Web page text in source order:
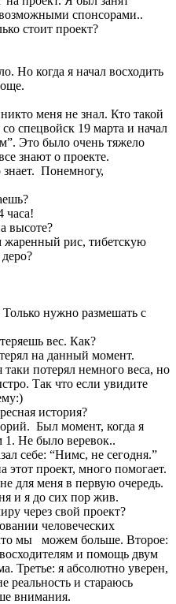
спонсорами..
стоит проект?
Но когда я начал восходить
меня не знал. Кто такой
спецвойск 19 марта и начал
Это было очень тяжело
знают о проекте.
знает. Понемногу,
часа!
высоте?
рис, тибетскую
нужно размешать с
вес. Как?
на данный момент.
потерял немного веса, но
Так что если увидите
история?
Был момент, когда я
Не было веревок..
себе: “Нимс, не сегодня.”
проект, много помогает.
для меня в первую очередь.
и я до сих пор жив.
через свой проект?
человеческих
мы можем больше. Второе:
и помощь двум
Третье: я абсолютно уверен,
реальность и стараюсь
внимания.